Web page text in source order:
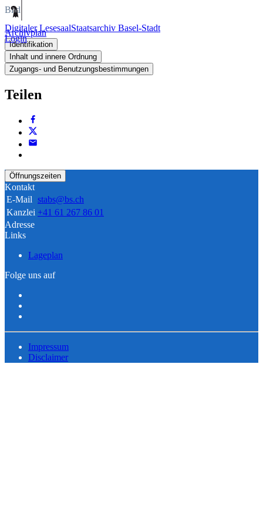
Digitaler LesesaalStaatsarchiv Basel-Stadt
Login
Bild
Archivplan
Identifikation
Inhalt und innere Ordnung
Zugangs- und Benutzungsbestimmungen
Teilen
Öffnungszeiten
Kontakt
E-Mail stabs@bs.ch
Kanzlei +41 61 267 86 01
Adresse
Links
Lageplan
Folge uns auf
Impressum
Disclaimer